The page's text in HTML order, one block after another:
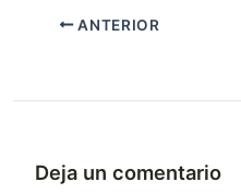
ANTERIOR
Deja un comentario